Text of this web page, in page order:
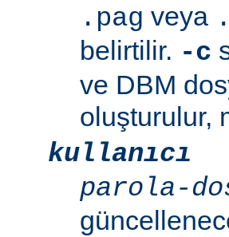
.pag veya
belirtilir. -c
ve DBM
oluşturulur,
kullanıcı
parola-